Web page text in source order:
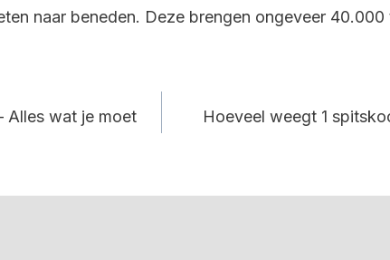
naar beneden. Deze brengen ongeveer 40.000
Alles wat je moet
Hoeveel weegt 1